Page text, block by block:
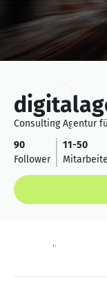
Consulting Agentur
90
Follower
11-50
Neuigkeiten